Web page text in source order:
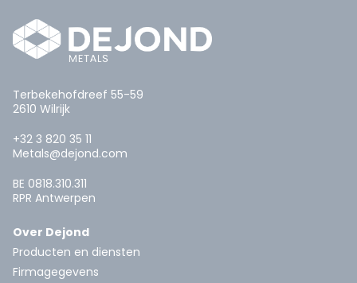
Terbekehofdreef 55-59
2610 Wilrijk
+32 3 820 35 11
Metals@dejond.com
BE 0818.310.311
RPR Antwerpen
Over Dejond
Producten en diensten
Firmagegevens